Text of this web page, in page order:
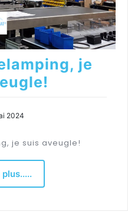
je
2024
je suis aveugle!